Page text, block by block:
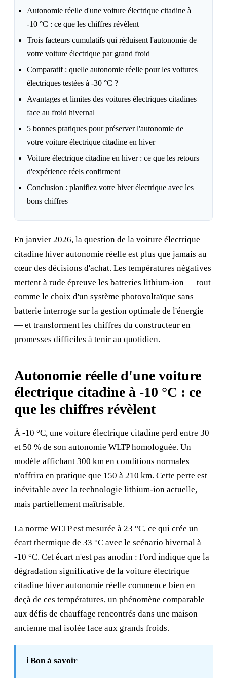
Autonomie réelle d'une voiture électrique citadine à
-10 °C : ce que les chiffres révèlent
Trois facteurs cumulatifs qui réduisent l'autonomie de
votre voiture électrique par grand froid
Comparatif : quelle autonomie réelle pour les voitures
électriques testées à -30 °C ?
Avantages et limites des voitures électriques citadines
face au froid hivernal
5 bonnes pratiques pour préserver l'autonomie de
votre voiture électrique citadine en hiver
Voiture électrique citadine en hiver : ce que les retours
d'expérience réels confirment
Conclusion : planifiez votre hiver électrique avec les
bons chiffres
En janvier 2026, la question de la voiture électrique
citadine hiver autonomie réelle est plus que jamais au
cœur des décisions d'achat. Les températures négatives
mettent à rude épreuve les batteries lithium-ion — tout
comme le choix d'un système photovoltaïque sans
batterie interroge sur la gestion optimale de l'énergie
— et transforment les chiffres du constructeur en
promesses difficiles à tenir au quotidien.
Autonomie réelle d'une voiture
électrique citadine à -10 °C : ce
que les chiffres révèlent
À -10 °C, une voiture électrique citadine perd entre 30
et 50 % de son autonomie WLTP homologuée. Un
modèle affichant 300 km en conditions normales
n'offrira en pratique que 150 à 210 km. Cette perte est
inévitable avec la technologie lithium-ion actuelle,
mais partiellement maîtrisable.
La norme WLTP est mesurée à 23 °C, ce qui crée un
écart thermique de 33 °C avec le scénario hivernal à
-10 °C. Cet écart n'est pas anodin : Ford indique que la
dégradation significative de la voiture électrique
citadine hiver autonomie réelle commence bien en
deçà de ces températures, un phénomène comparable
aux défis de chauffage rencontrés dans une maison
ancienne mal isolée face aux grands froids.
ℹ️ Bon à savoir